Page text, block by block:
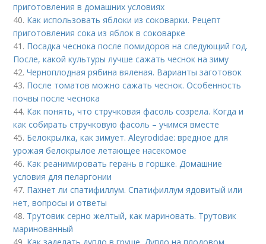
приготовления в домашних условиях
40. Как использовать яблоки из соковарки. Рецепт
приготовления сока из яблок в соковарке
41. Посадка чеснока после помидоров на следующий год.
После, какой культуры лучше сажать чеснок на зиму
42.Черноплодная рябина вяленая. Варианты заготовок
43. После томатов можно сажать чеснок. Особенность
почвы после чеснока
44. Как понять, что стручковая фасоль созрела. Когда и
как собирать стручковую фасоль – учимся вместе
45. Белокрылка, как зимует. Aleyrodidae: вредное для
урожая белокрылое летающее насекомое
46. Как реанимировать герань в горшке. Домашние
условия для пеларгонии
47. Пахнет ли спатифиллум. Спатифиллум ядовитый или
нет, вопросы и ответы
48. Трутовик серно желтый, как мариновать. Трутовик
маринованный
49. Как заделать дупло в груше. Дупло на плодовом